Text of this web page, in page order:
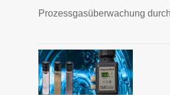
Prozessgasüberwachung